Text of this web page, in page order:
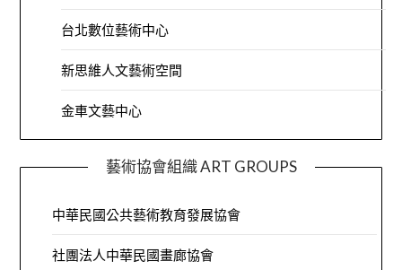
台北數位藝術中心
新思維人文藝術空間
金車文藝中心
藝術協會組織 ART GROUPS
中華民國公共藝術教育發展協會
社團法人中華民國畫廊協會